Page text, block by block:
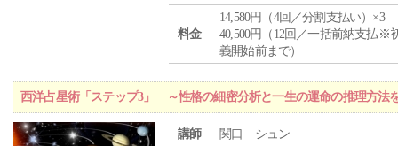
料金
14,580円（4回／分割支払い）×3
40,500円（12回／一括前納支払※
義開始前まで）
西洋占星術「ステップ3」 ～性格の細密分析と一生の運命の推理方法
講師 関口 シュン